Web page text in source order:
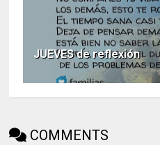
JUEVES de reflexión
COMMENTS